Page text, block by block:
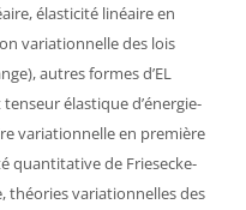
élasticité linéaire en
variationnelle des lois
autres formes d’EL
élastique d’énergie-
variationnelle en première
quantitative de Friesecke-
théories variationnelles des